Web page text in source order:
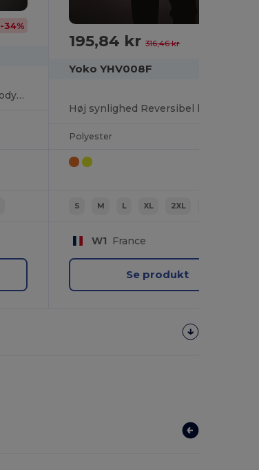
-34%
Høj synlighed "Kensington" Bodywarmer
195,84 kr316,46 kr
Yoko YHV008F
Polyester
S M L XL 2XL
W1 France
Se produkt